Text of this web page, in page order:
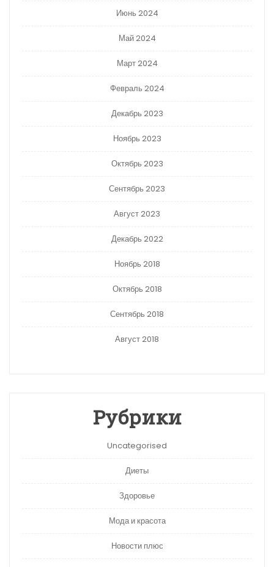
Июнь 2024
Май 2024
Март 2024
Февраль 2024
Декабрь 2023
Ноябрь 2023
Октябрь 2023
Сентябрь 2023
Август 2023
Декабрь 2022
Ноябрь 2018
Октябрь 2018
Сентябрь 2018
Август 2018
Рубрики
Uncategorised
Диеты
Здоровье
Мода и красота
Новости плюс